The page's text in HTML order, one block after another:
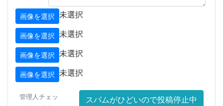
画像を選択 未選択
画像を選択 未選択
画像を選択 未選択
画像を選択 未選択
管理人チェッ
スパムがひどいので投稿停止中